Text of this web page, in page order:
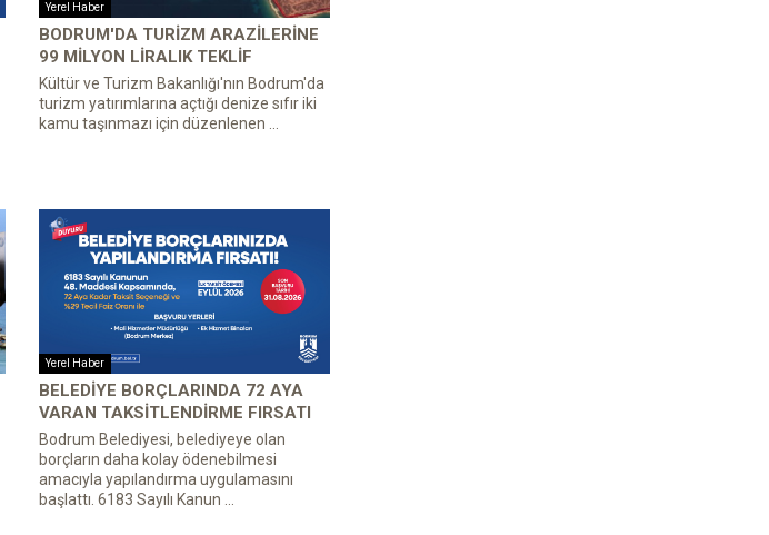
Yerel Haber
BODRUM'DA TURIZM ARAZILERINE
99 MILYON LIRALIK TEKLIF
Kültür ve Turizm Bakanlığı'nın Bodrum'da
turizm yatırımlarına açtığı denize sıfır iki
kamu taşınmazı için düzenlenen ...
Yerel Haber
BELEDIYE BORÇLARINDA 72 AYA
VARAN TAKSITLENDIRME FIRSATI
Bodrum Belediyesi, belediyeye olan
borçların daha kolay ödenebilmesi
amacıyla yapılandırma uygulamasını
başlattı. 6183 Sayılı Kanun ...